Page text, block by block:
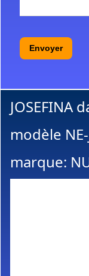
Envoyer
JOSEFINA
modèle NE-
marque: